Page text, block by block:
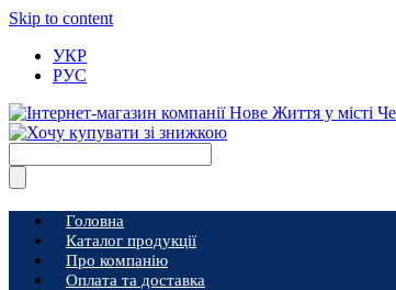
Skip to content
УКР
РУС
Головна
Каталог продукції
Про компанію
Оплата та доставка